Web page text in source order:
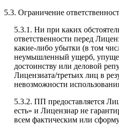
5.3. Ограничение
5.3.1. Ни при каких
ответственности перед
какие-либо убытки (в том
неумышленный ущерб,
достоинству или деловой
Лицензиата/третьих лиц в
невозможности
5.3.2. ПП предоставляется
есть» и Лицензиар не
всем фактическим или